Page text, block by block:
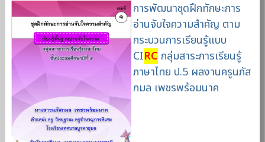
การพัฒนาชุดฝึกทักษะการ
อ่านจับใจความสำคัญ ตาม
กระบวนการเรียนรู้แบบ
CIRC กลุ่มสาระการเรียนรู้
ภาษาไทย ป.5 ผลงานครูนภัส
กมล เพชรพร้อมนาค